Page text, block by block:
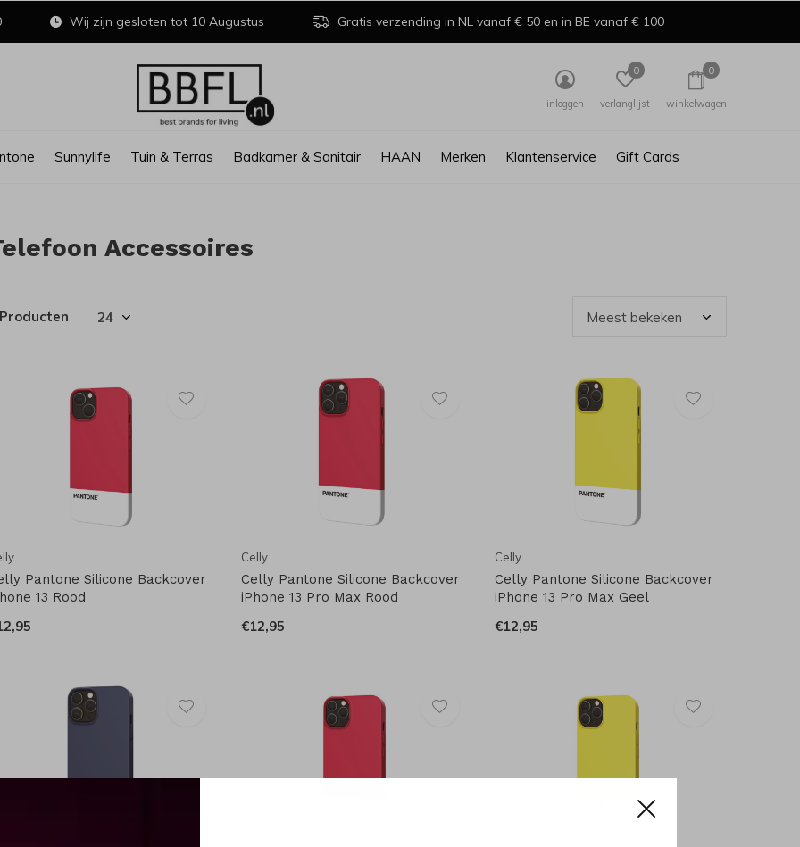
Sunnylife Tuin & Terras Badkamer & Sanitair HAAN Merken Klantenservice Gift Cards
inloggen verlanglijst
0
winkelwagen
0
Wij zijn gesloten tot 10 Augustus Gratis verzending in NL vanaf € 50 en in BE vanaf € 100
Accessoires
Pantone Silicone Backcover
13 Rood
Celly
Celly Pantone Silicone Backcover
iPhone 13 Pro Max Rood
€12,95
Celly
Celly Pantone Silicone Backcover
iPhone 13 Pro Max Geel
€12,95